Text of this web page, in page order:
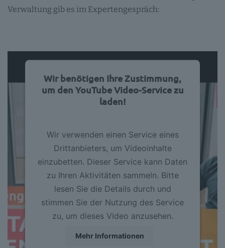
Verwaltung gib es im Expertengespräch:
Wir benötigen Ihre Zustimmung,
um den YouTube Video-Service zu
laden!
Wir verwenden einen Service eines
Drittanbieters, um Videoinhalte
einzubetten. Dieser Service kann Daten
zu Ihren Aktivitäten sammeln. Bitte
lesen Sie die Details durch und
stimmen Sie der Nutzung des Service
zu, um dieses Video anzusehen.
Mehr Informationen